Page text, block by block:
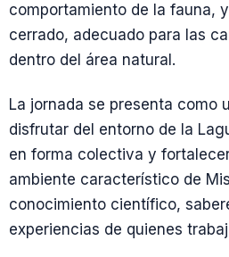
comportamiento de la fauna,
cerrado, adecuado para las
dentro del área natural.
La jornada se presenta como
disfrutar del entorno de la
en forma colectiva y
ambiente característico de
conocimiento científico,
experiencias de quienes